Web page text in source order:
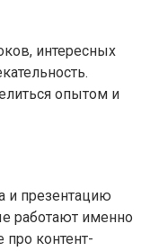
интересных
опытом и
и презентацию
работают именно
контент-